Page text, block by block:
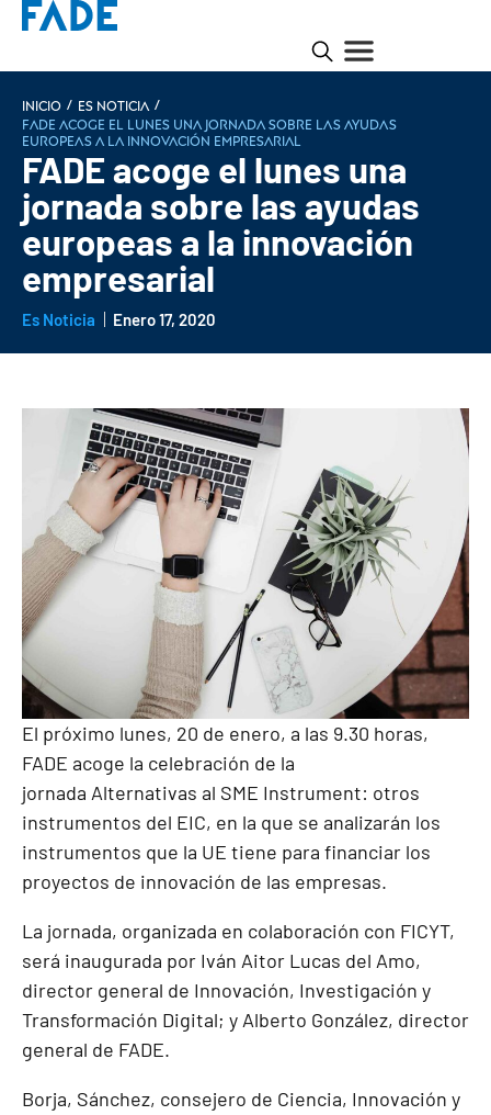
INICIO / Es noticia /
FADE acoge el lunes una jornada sobre las ayudas
europeas a la innovación empresarial
FADE acoge el lunes una
jornada sobre las ayudas
europeas a la innovación
empresarial
Es Noticia Enero 17, 2020
El próximo lunes, 20 de enero, a las 9.30 horas,
FADE acoge la celebración de la
jornada Alternativas al SME Instrument: otros
instrumentos del EIC, en la que se analizarán los
instrumentos que la UE tiene para financiar los
proyectos de innovación de las empresas.
La jornada, organizada en colaboración con FICYT,
será inaugurada por Iván Aitor Lucas del Amo,
director general de Innovación, Investigación y
Transformación Digital; y Alberto González, director
general de FADE.
Borja, Sánchez, consejero de Ciencia, Innovación y